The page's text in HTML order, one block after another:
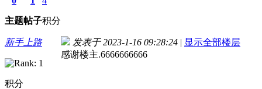
主题帖子积分
新手上路
积分
发表于 2023-1-16 09:28:24 | 显示全部楼层
感谢楼主.6666666666